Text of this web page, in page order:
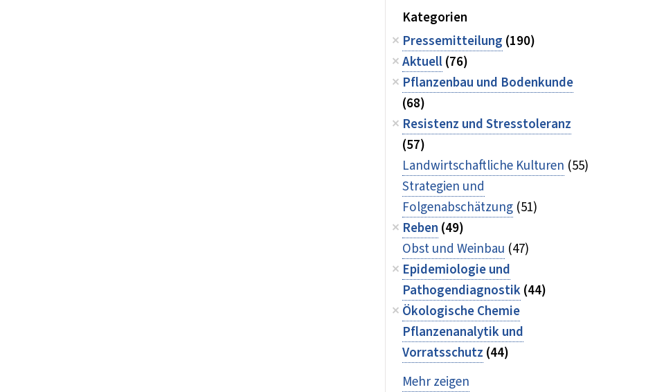
Kategorien
Pressemitteilung (190)
Aktuell(76)
Pflanzenbau und Bodenkunde
(68)
Resistenz und Stresstoleranz
(57)
Landwirtschaftliche Kulturen (55)
Strategien und
Folgenabschätzung (51)
Reben (49)
Obst und Weinbau (47)
Epidemiologie und
Pathogendiagnostik(44)
Ökologische Chemie
Pflanzenanalytik und
Vorratsschutz (44)
Mehr zeigen